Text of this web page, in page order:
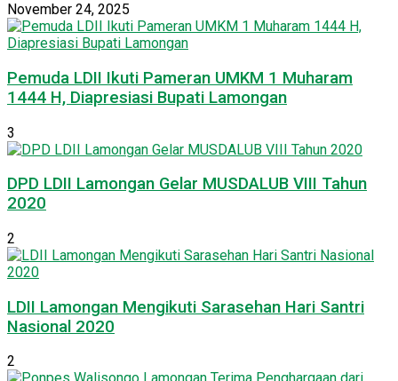
November 24, 2025
Pemuda LDII Ikuti Pameran UMKM 1 Muharam
1444 H, Diapresiasi Bupati Lamongan
3
DPD LDII Lamongan Gelar MUSDALUB VIII Tahun
2020
2
LDII Lamongan Mengikuti Sarasehan Hari Santri
Nasional 2020
2